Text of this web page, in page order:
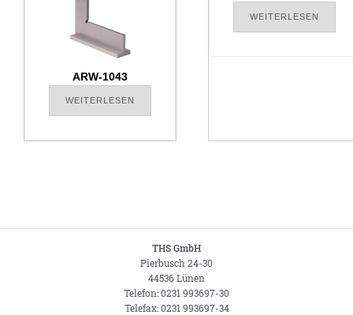
ARW-1043
WEITERLESEN
WEITERLESEN
THS GmbH
Pierbusch 24-30
44536 Lünen
Telefon: 0231 993697-30
Telefax: 0231 993697-34